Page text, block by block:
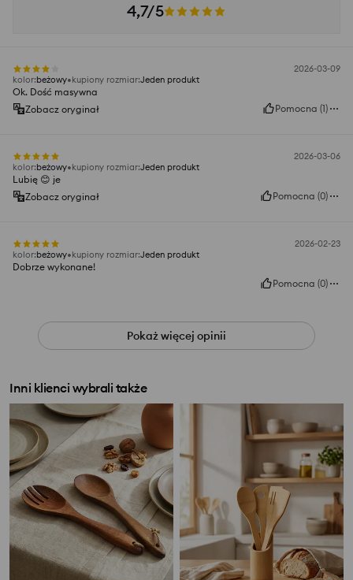
4,7/5
2026-03-09
kolor:beżowy kupiony rozmiar:Jeden produkt
Ok. Dość masywna
Zobacz oryginał
Pomocna (1)
2026-03-06
kolor:beżowy kupiony rozmiar:Jeden produkt
Lubię 😊 je
Zobacz oryginał
Pomocna (0)
2026-02-23
kolor:beżowy kupiony rozmiar:Jeden produkt
Dobrze wykonane!
Pomocna (0)
Pokaż więcej opinii
Inni klienci wybrali także